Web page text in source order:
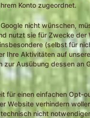
Konto zugeordnet.
nicht wünschen,
nutzt sie für Zwecke
(selbst für
Ihre Aktivitäten auf
Ausübung dessen an
für einen einfachen Opt-
Website verhindern
nicht